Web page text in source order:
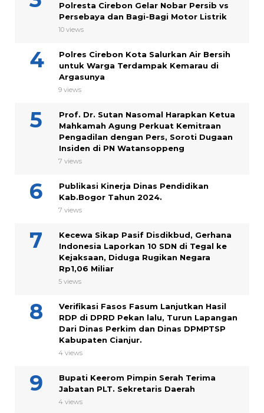
Polresta Cirebon Gelar Nobar Persib vs
Persebaya dan Bagi-Bagi Motor Listrik
10 views
Polres Cirebon Kota Salurkan Air Bersih
untuk Warga Terdampak Kemarau di
Argasunya
9 views
Prof. Dr. Sutan Nasomal Harapkan Ketua
Mahkamah Agung Perkuat Kemitraan
Pengadilan dengan Pers, Soroti Dugaan
Insiden di PN Watansoppeng
7 views
Publikasi Kinerja Dinas Pendidikan
Kab.Bogor Tahun 2024.
7 views
Kecewa Sikap Pasif Disdikbud, Gerhana
Indonesia Laporkan 10 SDN di Tegal ke
Kejaksaan, Diduga Rugikan Negara
Rp1,06 Miliar
5 views
Verifikasi Fasos Fasum Lanjutkan Hasil
RDP di DPRD Pekan lalu, Turun Lapangan
Dari Dinas Perkim dan Dinas DPMPTSP
Kabupaten Cianjur.
4 views
Bupati Keerom Pimpin Serah Terima
Jabatan PLT. Sekretaris Daerah
4 views